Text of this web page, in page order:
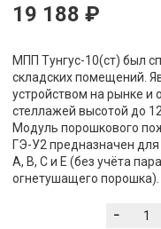
19 188 ₽
МПП Тунгус-10(ст) был
складских помещений.
устройством на рынке
стеллажей высотой до
Модуль порошкового
ГЭ-У2 предназначен
А, В, С и Е (без учёта
огнетушащего порошка).